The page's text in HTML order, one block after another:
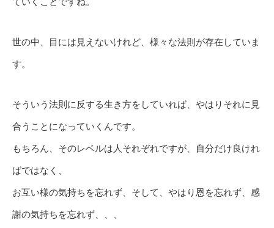
世の中、目には見えないけれど、様々な法則が存在していま
す。
そういう法則に反する生き方をしていれば、やはりそれに見
合うことになっていくんです。
もちろん、そのレベルは人それぞれですが、自分だけ良けれ
ばではなく、
お互い様の気持ちを忘れず、そして、やはり恩を忘れず、感
謝の気持ちを忘れず、、、